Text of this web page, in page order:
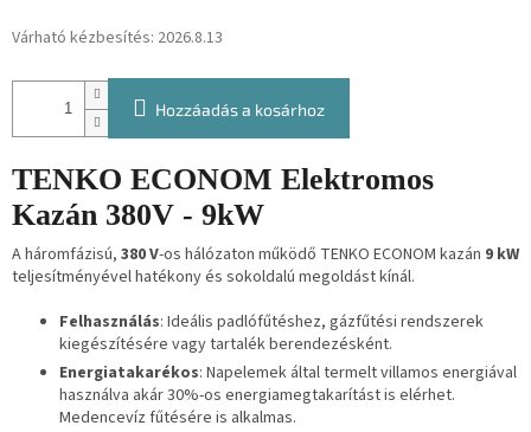
Várható kézbesítés: 2026.8.13
Hozzáadás a kosárhoz
TENKO ECONOM Elektromos
Kazán 380V - 9kW
A háromfázisú, 380 V-os hálózaton működő TENKO ECONOM kazán 9 kW
teljesítményével hatékony és sokoldalú megoldást kínál.
Felhasználás: Ideális padlófűtéshez, gázfűtési rendszerek
kiegészítésére vagy tartalék berendezésként.
Energiatakarékos: Napelemek által termelt villamos energiával
használva akár 30%-os energiamegtakarítást is elérhet.
Medencevíz fűtésére is alkalmas.